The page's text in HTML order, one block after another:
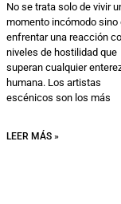
No se trata solo de vivir
momento incómodo sino
enfrentar una reacción
niveles de hostilidad que
superan cualquier
humana. Los artistas
escénicos son los más
LEER MÁS »